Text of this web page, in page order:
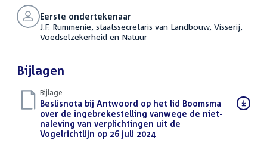
Eerste ondertekenaar
J.F. Rummenie, staatssecretaris van Landbouw, Visserij,
Voedselzekerheid en Natuur
Bijlagen
Bijlage
Download
bestand:
Beslisnota bij Antwoord op het lid Boomsma
over de ingebrekestelling vanwege de niet-
naleving van verplichtingen uit de
Vogelrichtlijn op 26 juli 2024(PDF)